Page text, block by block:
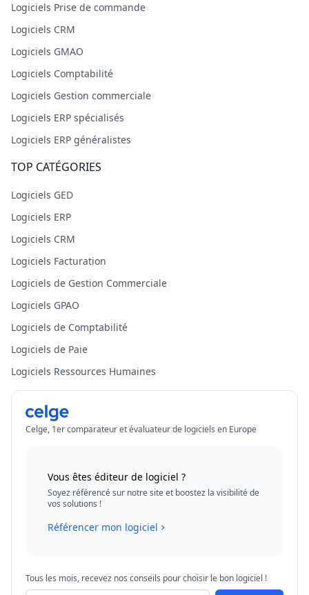
Logiciels Prise de commande
Logiciels CRM
Logiciels GMAO
Logiciels Comptabilité
Logiciels Gestion commerciale
Logiciels ERP spécialisés
Logiciels ERP généralistes
TOP CATÉGORIES
Logiciels GED
Logiciels ERP
Logiciels CRM
Logiciels Facturation
Logiciels de Gestion Commerciale
Logiciels GPAO
Logiciels de Comptabilité
Logiciels de Paie
Logiciels Ressources Humaines
Celge, 1er comparateur et évaluateur de logiciels en Europe
Vous êtes éditeur de logiciel ?
Soyez référencé sur notre site et boostez la visibilité de
vos solutions !
Référencer mon logiciel
Tous les mois, recevez nos conseils pour choisir le bon logiciel !